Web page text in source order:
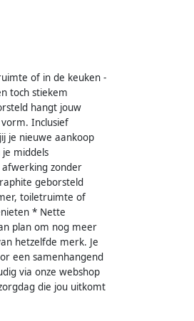
of in de keuken -
toch stiekem
hangt jouw
Inclusief
je nieuwe aankoop
middels
zonder
geborsteld
toiletruimte of
* Nette
plan om nog meer
hetzelfde merk. Je
een samenhangend
via onze webshop
die jou uitkomt